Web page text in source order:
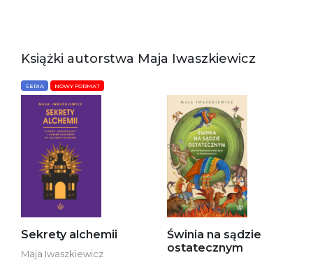
Książki autorstwa Maja Iwaszkiewicz
SERIA NOWY FORMAT
Sekrety alchemii
Maja Iwaszkiewicz
Świnia na sądzie
ostatecznym